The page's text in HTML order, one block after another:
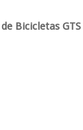
Bicicletas GTS